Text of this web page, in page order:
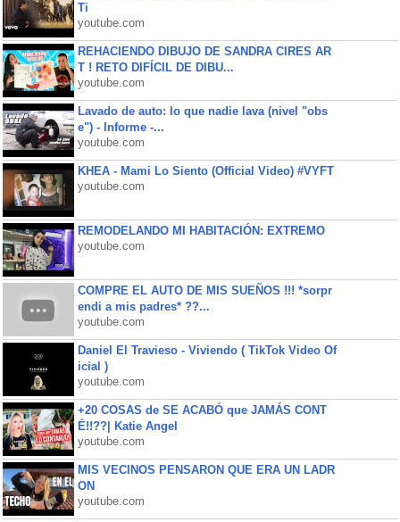
Ti
youtube.com
REHACIENDO DIBUJO DE SANDRA CIRES AR
T ! RETO DIFÍCIL DE DIBU...
youtube.com
Lavado de auto: lo que nadie lava (nivel "obs
e") - Informe -...
youtube.com
KHEA - Mami Lo Siento (Official Video) #VYFT
youtube.com
REMODELANDO MI HABITACIÓN: EXTREMO
youtube.com
COMPRE EL AUTO DE MIS SUEÑOS !!! *sorpr
endi a mis padres* ??...
youtube.com
Daniel El Travieso - Viviendo ( TikTok Video Of
icial )
youtube.com
+20 COSAS de SE ACABÓ que JAMÁS CONT
É!!??| Katie Angel
youtube.com
MIS VECINOS PENSARON QUE ERA UN LADR
ON
youtube.com